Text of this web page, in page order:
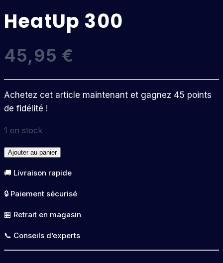
HeatUp 300
45,95 €
Achetez cet article maintenant et gagnez 45 points
de fidélité !
1 en stock
quantité
HeatUp
300
Ajouter au panier
🚚 Livraison rapide
🔒 Paiement sécurisé
🏪 Retrait en magasin
📞 Conseils d’experts